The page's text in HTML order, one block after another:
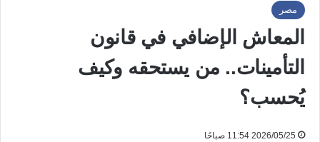
مصر
المعاش الإضافي في قانون
التأمينات.. من يستحقه وكيف
يُحسب؟
2026/05/25 11:54 صباحًا